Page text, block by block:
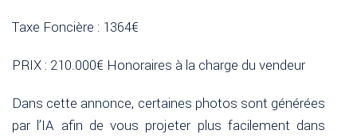
Taxe Foncière : 1364€
PRIX : 210.000€ Honoraires à la charge du vendeur
Dans cette annonce, certaines photos sont générées
par l’IA afin de vous projeter plus facilement dans